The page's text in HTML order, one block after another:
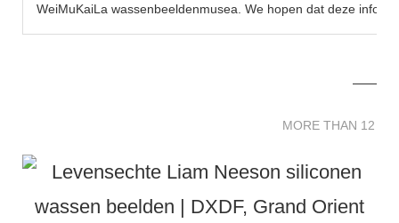
WeiMuKaiLa wassenbeeldenmusea. We hopen dat deze
MORE THAN 12